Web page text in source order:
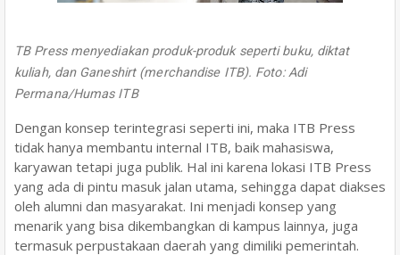
TB Press menyediakan produk-produk seperti buku, diktat
kuliah, dan Ganeshirt (merchandise ITB). Foto: Adi
Permana/Humas ITB
Dengan konsep terintegrasi seperti ini, maka ITB Press
tidak hanya membantu internal ITB, baik mahasiswa,
karyawan tetapi juga publik. Hal ini karena lokasi ITB Press
yang ada di pintu masuk jalan utama, sehingga dapat diakses
oleh alumni dan masyarakat. Ini menjadi konsep yang
menarik yang bisa dikembangkan di kampus lainnya, juga
termasuk perpustakaan daerah yang dimiliki pemerintah.